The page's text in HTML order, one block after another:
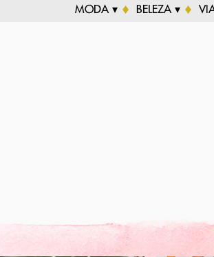
MODA ▾ BELEZA ▾